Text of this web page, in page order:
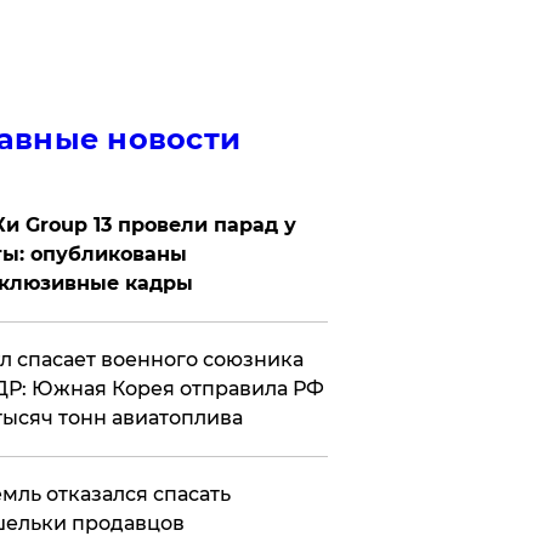
новости
Group 13 провели парад у
опубликованы
кадры
спасает военного союзника
Южная Корея отправила РФ
тонн авиатоплива
отказался спасать
продавцов